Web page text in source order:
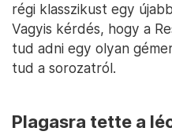
régi klasszikust egy
Vagyis kérdés, hogy a
tud adni egy olyan
tud a sorozatról.
Plagasra tette a